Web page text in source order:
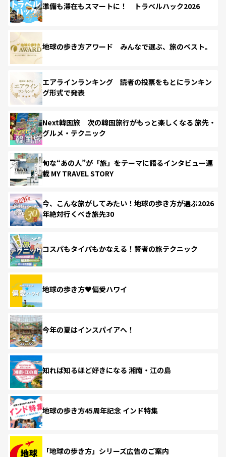
準備も滞在もスマートに！ トラベルハック2026
地球の歩き方アワード みんなで選ぶ、旅のベスト。
エアラインランキング 読者の投票をもとにランキン
グ形式で発表
Next韓国旅 次の韓国旅行がもっと楽しくなる 旅先・
グルメ・テクニック
旬な“あの人”が「旅」をテーマに語るインタビュー連
載 MY TRAVEL STORY
今、こんな旅がしてみたい！地球の歩き方が選ぶ2026
年絶対行くべき旅先30
コスパもタイパもかなえる！賢者の旅テクニック
地球の歩き方♥偏愛ハワイ
今年の夏はインスパイアへ！
知れば知るほど好きになる 湘南・江の島
地球の歩き方45周年記念 インド特集
「地球の歩き方」シリーズ広告のご案内